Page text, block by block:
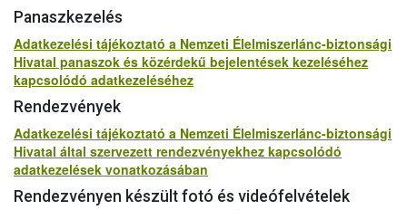
Panaszkezelés
Adatkezelési tájékoztató a Nemzeti Élelmiszerlánc-biztonsági
Hivatal panaszok és közérdekű bejelentések kezeléséhez
kapcsolódó adatkezeléséhez
Rendezvények
Adatkezelési tájékoztató a Nemzeti Élelmiszerlánc-biztonsági
Hivatal által szervezett rendezvényekhez kapcsolódó
adatkezelések vonatkozásában
Rendezvényen készült fotó és videófelvételek